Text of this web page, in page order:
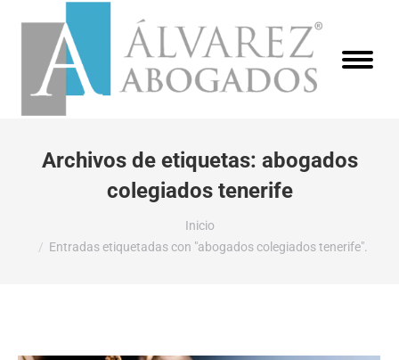
Archivos de etiquetas: abogados
colegiados tenerife
Inicio
Entradas etiquetadas con "abogados colegiados tenerife".